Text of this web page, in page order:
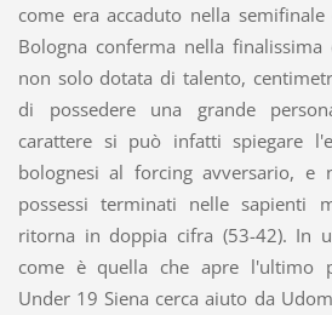
come era accaduto nella
Bologna conferma nella finalissima
non solo dotata di talento,
di possedere una grande
carattere si può infatti spiegare
bolognesi al forcing avversario,
possessi terminati nelle sapienti
ritorna in doppia cifra (53-42). In
come è quella che apre l'ultimo
Under 19 Siena cerca aiuto da